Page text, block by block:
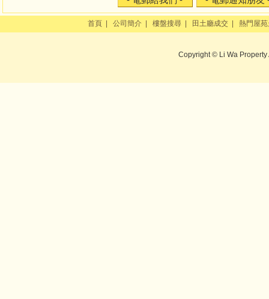
首頁 公司簡介 樓盤搜尋 田土廳成交 熱門屋
Copyright © Li Wa